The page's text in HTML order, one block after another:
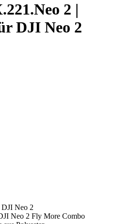
2 |
DJI Neo 2
DJI Neo 2
Neo 2 Fly More Combo